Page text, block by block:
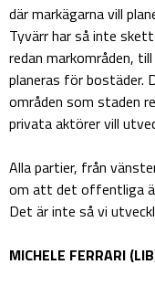
där markägarna vill
Tyvärr har så inte
redan markområden,
planeras för bostäder.
områden som staden
privata aktörer vill
Alla partier, från
om att det offentliga
Det är inte så vi
MICHELE FERRARI